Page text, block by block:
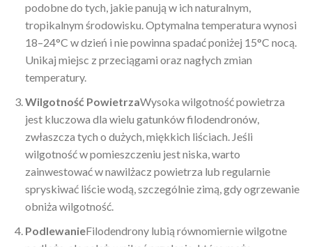
podobne do tych, jakie panują w ich naturalnym,
tropikalnym środowisku. Optymalna temperatura wynosi
18–24°C w dzień i nie powinna spadać poniżej 15°C nocą.
Unikaj miejsc z przeciągami oraz nagłych zmian
temperatury.
Wilgotność PowietrzaWysoka wilgotność powietrza
jest kluczowa dla wielu gatunków filodendronów,
zwłaszcza tych o dużych, miękkich liściach. Jeśli
wilgotność w pomieszczeniu jest niska, warto
zainwestować w nawilżacz powietrza lub regularnie
spryskiwać liście wodą, szczególnie zimą, gdy ogrzewanie
obniża wilgotność.
PodlewanieFilodendrony lubią równomiernie wilgotne